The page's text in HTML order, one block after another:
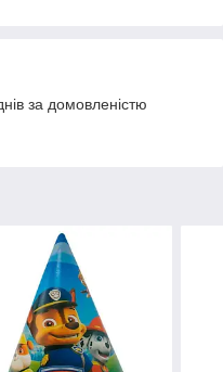
за домовленістю